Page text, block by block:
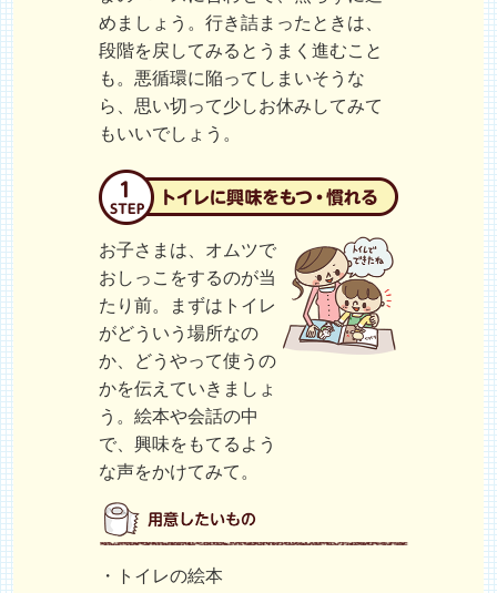
めましょう。行き詰まったときは、
段階を戻してみるとうまく進むこと
も。悪循環に陥ってしまいそうな
ら、思い切って少しお休みしてみて
もいいでしょう。
お子さまは、オムツで
おしっこをするのが当
たり前。まずはトイレ
がどういう場所なの
か、どうやって使うの
かを伝えていきましょ
う。絵本や会話の中
で、興味をもてるよう
な声をかけてみて。
・トイレの絵本